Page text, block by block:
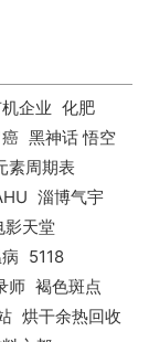
企业 化肥
黑神话 悟空
素周期表
淄博气宇
影天堂
5118
师 褐色斑点
烘干余热回收